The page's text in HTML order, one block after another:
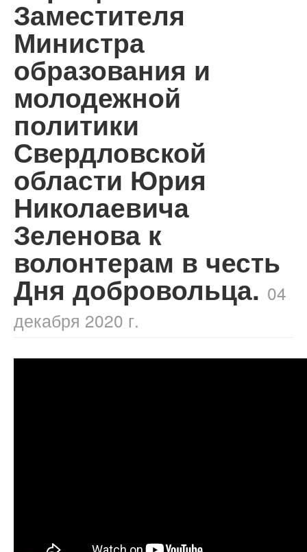
Заместителя
Министра
образования и
молодежной
политики
Свердловской
области Юрия
Николаевича
Зеленова к
волонтерам в честь
Дня добровольца. 04
декабря 2020 г.